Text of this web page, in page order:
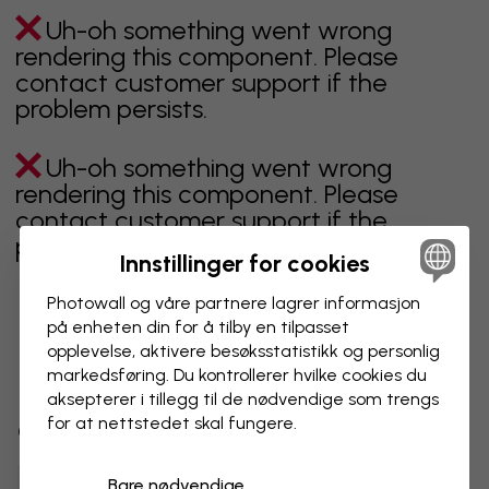
Uh-oh something went wrong
rendering this component. Please
contact customer support if the
problem persists.
Uh-oh something went wrong
rendering this component. Please
contact customer support if the
problem persists.
Viser side 1 av 2 sider
Oppdag fleire kategoriar
3 gratis tapetprøver
Bestill 3 tapetprøver helt gratis – levert hjem
til deg.
Email
Innstillinger for cookies
Photowall og våre partnere lagrer informasjon
på enheten din for å tilby en tilpasset
opplevelse, aktivere besøks­statistikk og personlig
markedsføring. Du kontrollerer hvilke cookies du
aksepterer i tillegg til de nødvendige som trengs
for at nettstedet skal fungere.